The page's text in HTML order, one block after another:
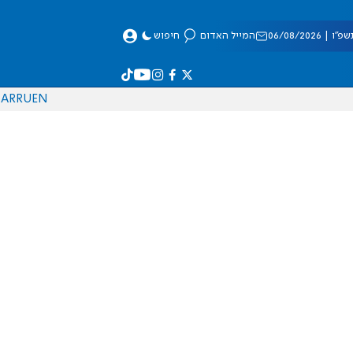
08/2026 המייל האדום חיפוש
EN
RU
AR